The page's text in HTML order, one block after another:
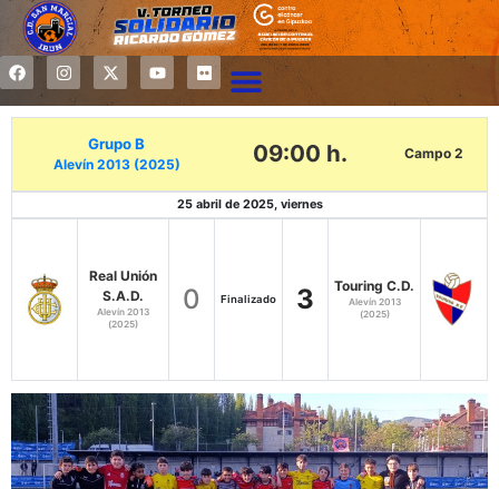
Grupo B
Alevín 2013 (2025) 09:00 h. Campo 2
25 abril de 2025, viernes
Real Unión
S.A.D.
Alevín 2013
(2025)
0 Finalizado 3 Touring C.D.
Alevín 2013
(2025)